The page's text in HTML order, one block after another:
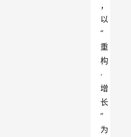
，
以
“
重
构
·
增
长
”
为